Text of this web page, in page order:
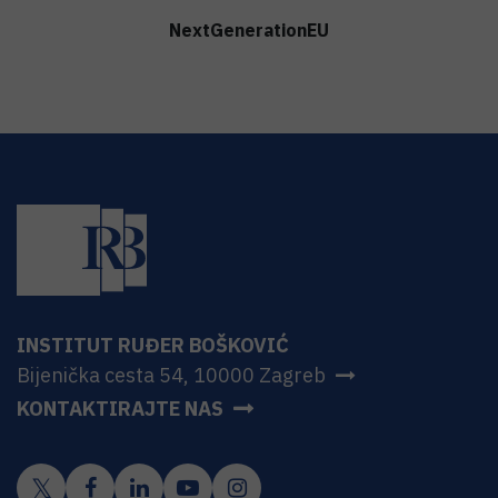
NextGenerationEU
INSTITUT RUĐER BOŠKOVIĆ
Bijenička cesta 54, 10000 Zagreb
KONTAKTIRAJTE NAS